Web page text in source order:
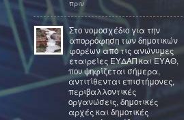
πριν
Στο νομοσχέδιο για την
απορρόφηση των δημοτικών
φορέων από τις ανώνυμες
εταιρείες ΕΥΔΑΠ και ΕΥΑΘ,
που ψηφίζεται σήμερα,
αντιτίθενται επιστήμονες,
περιβαλλοντικές
οργανώσεις, δημοτικές
αρχές και δημοτικές